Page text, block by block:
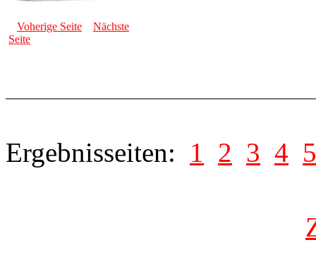
Voherige Seite
Nächste
Seite
Ergebnisseiten: 1 2 3 4 5